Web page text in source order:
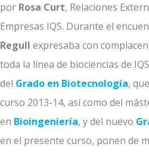
por Rosa Curt, Relaciones
Empresas IQS. Durante el
Regull expresaba con
toda la línea de biociencias de
del Grado en Biotecnología,
curso 2013-14, así como del
en Bioingeniería, y del nuevo
en el presente curso, ponen de